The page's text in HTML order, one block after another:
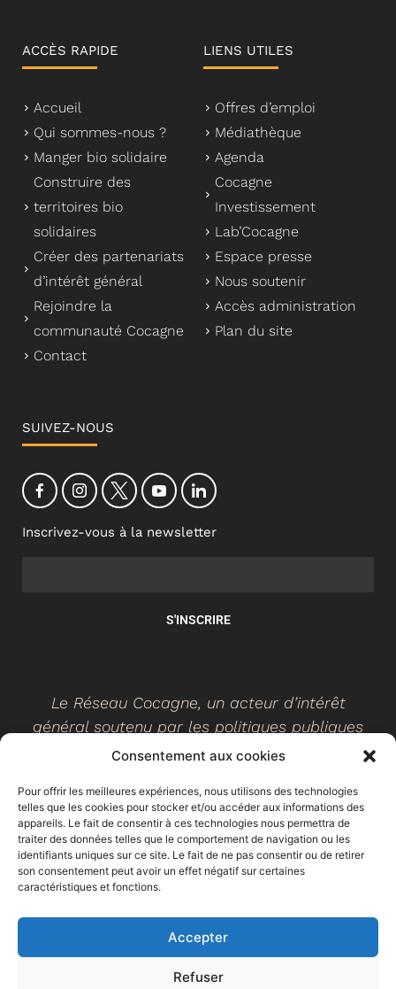
Consentement aux cookies
Pour offrir les meilleures expériences, nous utilisons des technologies
telles que les cookies pour stocker et/ou accéder aux informations des
appareils. Le fait de consentir à ces technologies nous permettra de
traiter des données telles que le comportement de navigation ou les
identifiants uniques sur ce site. Le fait de ne pas consentir ou de retirer
son consentement peut avoir un effet négatif sur certaines
caractéristiques et fonctions.
Accepter
Refuser
ACCÈS RAPIDE
Accueil
Qui sommes-nous ?
Manger bio solidaire
Construire des
territoires bio
solidaires
Créer des partenariats
d’intérêt général
Rejoindre la
communauté Cocagne
Contact
LIENS UTILES
Offres d’emploi
Médiathèque
Agenda
Cocagne
Investissement
Lab’Cocagne
Espace presse
Nous soutenir
Accès administration
Plan du site
SUIVEZ-NOUS
Inscrivez-vous à la newsletter
S'INSCRIRE
Le Réseau Cocagne, un acteur d’intérêt
général soutenu par les politiques publiques
©2026- Réseau Cocagne -Site web réalisé par Ethicweb
Mentions légales